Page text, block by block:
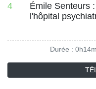
4
Émile Senteurs
l'hôpital
Durée : 0h14m